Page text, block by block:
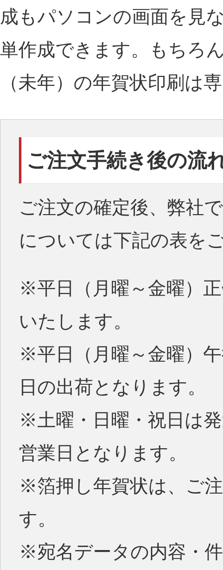
成もパソコンの画面を見
単作成できます。もちろ
（未年）の年賀状印刷は
ご注文手続き後の流
ご注文の確定後、弊社
については下記の表を
※平日（月曜～金曜）
いたします。
※平日（月曜～金曜）
日の出荷となります。
※土曜・日曜・祝日は
営業日となります。
※箔押し年賀状は、ご
す。
※宛名データの内容・